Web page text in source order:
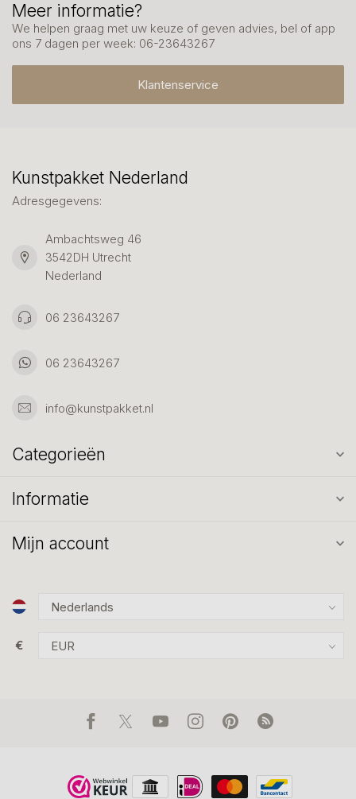
Meer informatie?
We helpen graag met uw keuze of geven advies, bel of app
ons 7 dagen per week: 06-23643267
Klantenservice
Kunstpakket Nederland
Adresgegevens:
Ambachtsweg 46
3542DH Utrecht
Nederland
06 23643267
06 23643267
info@kunstpakket.nl
Categorieën
Informatie
Mijn account
€